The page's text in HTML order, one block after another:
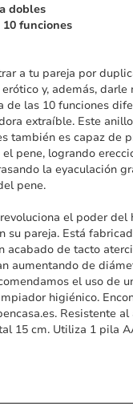
dobles
funciones
a tu pareja por
y, además, darle
de las 10 funciones
extraíble. Este
también es capaz de
pene, logrando
la eyaculación
pene.
el poder del
su pareja. Está
acabado de tacto
aumentando de
el uso de
higiénico.
Resistente
15 cm. Utiliza 1 pila